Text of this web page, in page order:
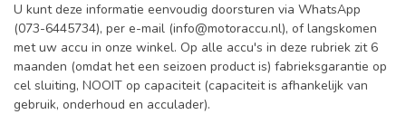
U kunt deze informatie eenvoudig doorsturen via WhatsApp
(073-6445734), per e-mail (info@motoraccu.nl), of langskomen
met uw accu in onze winkel. Op alle accu's in deze rubriek zit 6
maanden (omdat het een seizoen product is) fabrieksgarantie op
cel sluiting, NOOIT op capaciteit (capaciteit is afhankelijk van
gebruik, onderhoud en acculader).